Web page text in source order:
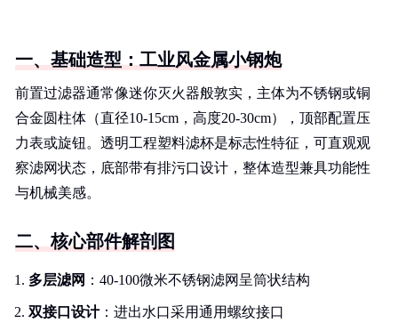
一、基础造型：工业风金属小钢炮
前置过滤器通常像迷你灭火器般敦实，主体为不锈钢或铜
合金圆柱体（直径10-15cm，高度20-30cm），顶部配置压
力表或旋钮。透明工程塑料滤杯是标志性特征，可直观观
察滤网状态，底部带有排污口设计，整体造型兼具功能性
与机械美感。
二、核心部件解剖图
多层滤网 ：40-100微米不锈钢滤网呈筒状结构
双接口设计：进出水口采用通用螺纹接口